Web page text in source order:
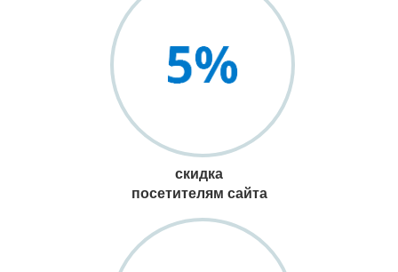
скидка
посетителям сайта